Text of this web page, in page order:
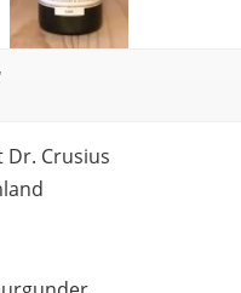
Dr. Crusius